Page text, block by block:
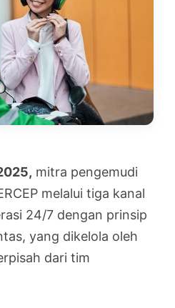
mitra pengemudi
melalui tiga kanal
24/7 dengan prinsip
yang dikelola oleh
dari tim